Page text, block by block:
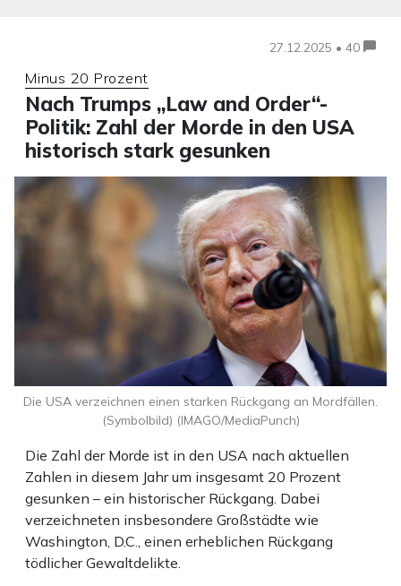
27.12.2025 • 40
Minus 20 Prozent
Nach Trumps „Law and Order“-
Politik: Zahl der Morde in den USA
historisch stark gesunken
Die Zahl der Morde ist in den USA nach aktuellen
Zahlen in diesem Jahr um insgesamt 20 Prozent
gesunken – ein historischer Rückgang. Dabei
verzeichneten insbesondere Großstädte wie
Washington, D.C., einen erheblichen Rückgang
tödlicher Gewaltdelikte.
Die USA verzeichnen einen starken Rückgang an Mordfällen.
(Symbolbild) (IMAGO/MediaPunch)